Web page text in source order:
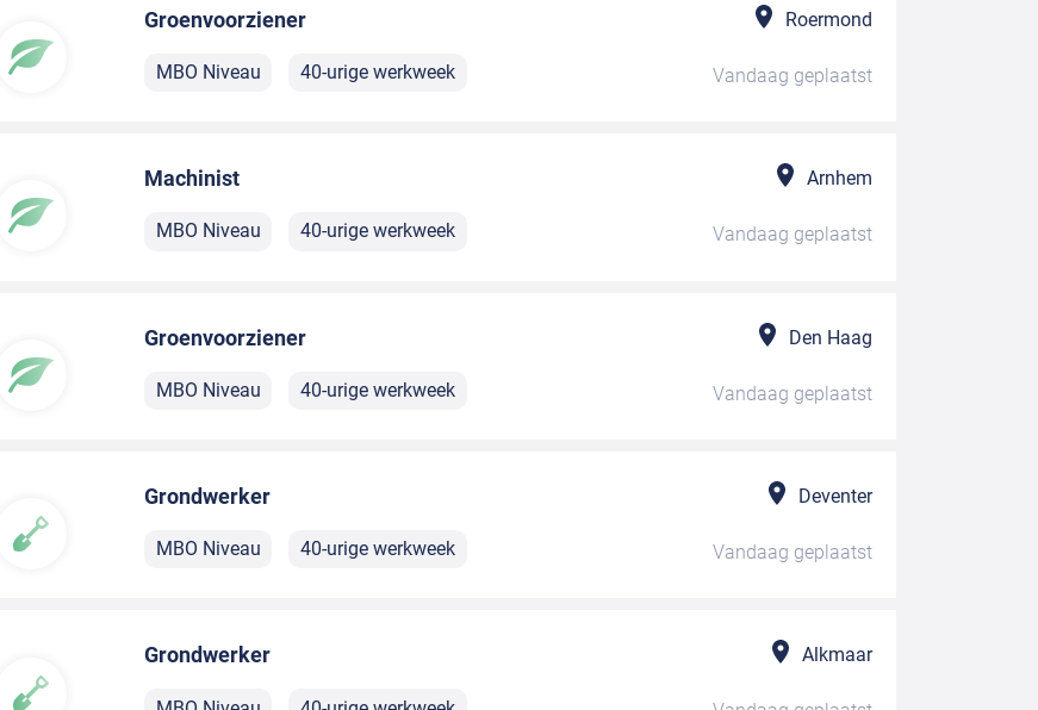
Groenvoorziener Roermond
MBO Niveau 40-urige werkweek Vandaag geplaatst
Machinist Arnhem
MBO Niveau 40-urige werkweek Vandaag geplaatst
Groenvoorziener Den Haag
MBO Niveau 40-urige werkweek Vandaag geplaatst
Grondwerker Deventer
MBO Niveau 40-urige werkweek Vandaag geplaatst
Grondwerker Alkmaar